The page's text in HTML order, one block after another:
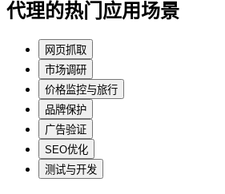
代理的热门应用场景
网页抓取
市场调研
价格监控与旅行
品牌保护
广告验证
SEO优化
测试与开发